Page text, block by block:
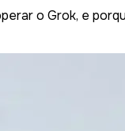
o Grok, e